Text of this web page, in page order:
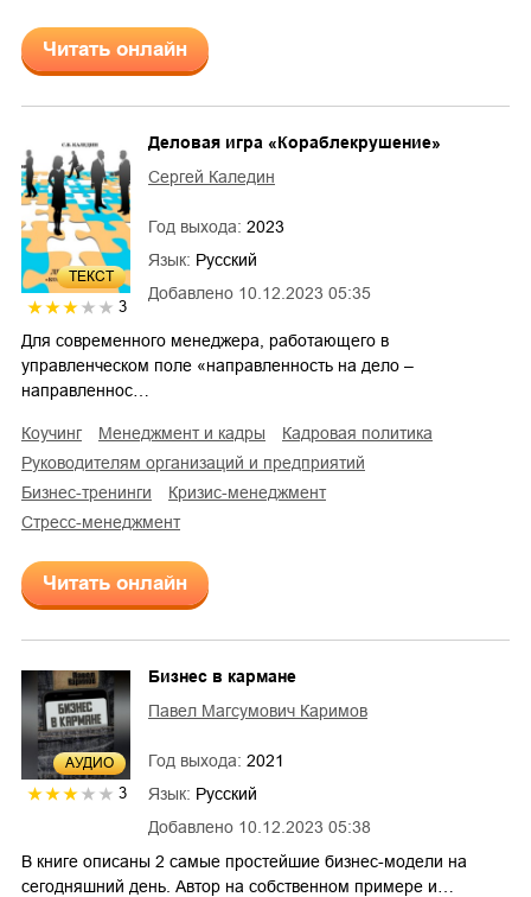
Читать онлайн
ТЕКСТ
3
Добавлено 10.12.2023 05:35
Деловая игра «Кораблекрушение»
Сергей Каледин
Год выхода: 2023
Язык: Русский
Для современного менеджера, работающего в
управленческом поле «направленность на дело –
направленнос…
коучинг менеджмент и кадры
кадровая политика
руководителям организаций и предприятий
бизнес-тренинги
кризис-менеджмент
стресс-менеджмент
Читать онлайн
AУДИО
3
Добавлено 10.12.2023 05:38
Бизнес в кармане
Павел Магсумович Каримов
Год выхода: 2021
Язык: Русский
В книге описаны 2 самые простейшие бизнес-модели на
сегодняшний день. Автор на собственном примере и…